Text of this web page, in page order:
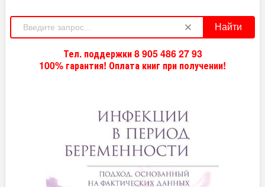
Найти
Тел. поддержки 8 905 486 27 93
100% гарантия! Оплата книг при получении!